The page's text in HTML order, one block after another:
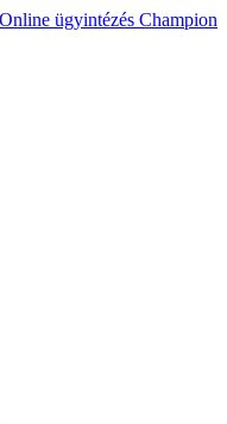
Online ügyintézés Champion